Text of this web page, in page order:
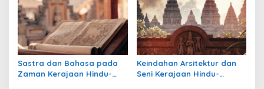
Sastra dan Bahasa pada
Zaman Kerajaan Hindu-
Keindahan Arsitektur dan
Seni Kerajaan Hindu-